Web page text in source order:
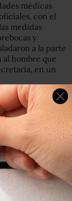
médicas
con el
medidas
y
a la parte
hombre que
en un
técnicas de
los policías
la debida
del virus, sin
intentara
con lo que
controlada la